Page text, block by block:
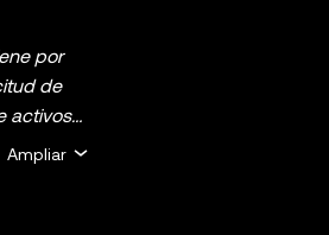
por
de
activos
Ampliar